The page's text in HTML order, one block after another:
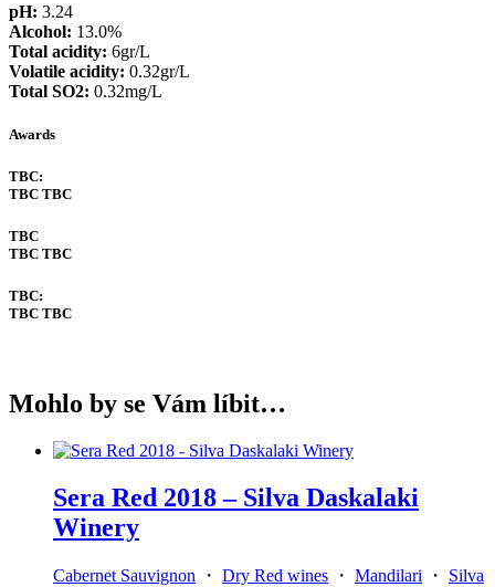
pH: 3.24
Alcohol: 13.0%
Total acidity: 6gr/L
Volatile acidity: 0.32gr/L
Total SO2: 0.32mg/L
Awards
TBC​:
TBC TBC
TBC
TBC TBC
TBC:
TBC TBC
Mohlo by se Vám líbit…
Sera Red 2018 – Silva Daskalaki
Winery
Cabernet Sauvignon ・ Dry Red wines ・ Mandilari ・ Silva